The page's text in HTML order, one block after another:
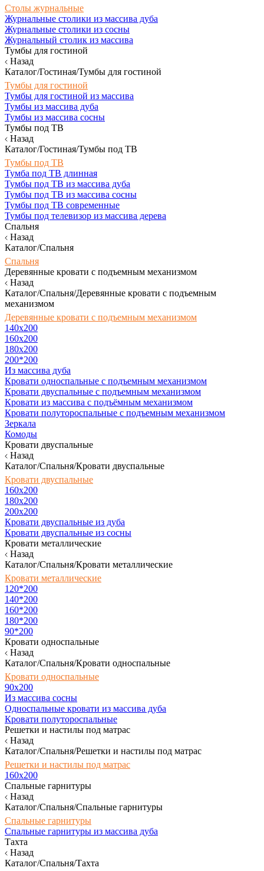
Столы журнальные
Журнальные столики из массива дуба
Журнальные столики из сосны
Журнальный столик из массива
Тумбы для гостиной
Назад
Каталог/Гостиная/Тумбы для гостиной
Тумбы для гостиной
Тумбы для гостиной из массива
Тумбы из массива дуба
Тумбы из массива сосны
Тумбы под ТВ
Назад
Каталог/Гостиная/Тумбы под ТВ
Тумбы под ТВ
Тумба под ТВ длинная
Тумбы под ТВ из массива дуба
Тумбы под ТВ из массива сосны
Тумбы под ТВ современные
Тумбы под телевизор из массива дерева
Спальня
Назад
Каталог/Спальня
Спальня
Деревянные кровати с подъемным механизмом
Назад
Каталог/Спальня/Деревянные кровати с подъемным
механизмом
Деревянные кровати с подъемным механизмом
140x200
160х200
180х200
200*200
Из массива дуба
Кровати односпальные с подъемным механизмом
Кровати двуспальные с подъемным механизмом
Кровати из массива с подъёмным механизмом
Кровати полутороспальные с подъемным механизмом
Зеркала
Комоды
Кровати двуспальные
Назад
Каталог/Спальня/Кровати двуспальные
Кровати двуспальные
160х200
180x200
200x200
Кровати двуспальные из дуба
Кровати двуспальные из сосны
Кровати металлические
Назад
Каталог/Спальня/Кровати металлические
Кровати металлические
120*200
140*200
160*200
180*200
90*200
Кровати односпальные
Назад
Каталог/Спальня/Кровати односпальные
Кровати односпальные
90х200
Из массива сосны
Односпальные кровати из массива дуба
Кровати полутороспальные
Решетки и настилы под матрас
Назад
Каталог/Спальня/Решетки и настилы под матрас
Решетки и настилы под матрас
160х200
Спальные гарнитуры
Назад
Каталог/Спальня/Спальные гарнитуры
Спальные гарнитуры
Спальные гарнитуры из массива дуба
Тахта
Назад
Каталог/Спальня/Тахта